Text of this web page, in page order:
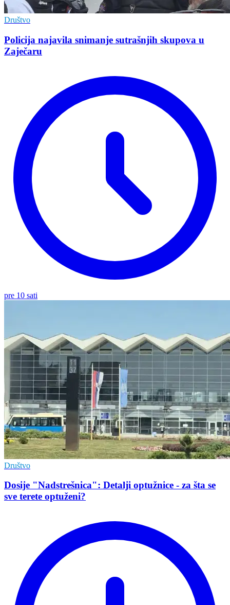
Društvo
Policija najavila snimanje sutrašnjih skupova u
Zaječaru
pre 10 sati
Društvo
Dosije "Nadstrešnica": Detalji optužnice - za šta se
sve terete optuženi?